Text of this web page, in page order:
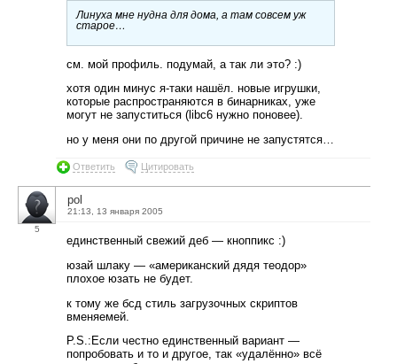
Линуха мне нудна для дома, а там совсем уж
старое…
см. мой профиль. подумай, а так ли это? :)
хотя один минус я-таки нашёл. новые игрушки,
которые распространяются в бинарниках, уже
могут не запуститься (libc6 нужно поновее).
но у меня они по другой причине не запустятся…
Ответить Цитировать
5
pol
21:13, 13 января 2005
единственный свежий деб — кноппикс :)
юзай шлаку — «американский дядя теодор»
плохое юзать не будет.
к тому же бсд стиль загрузочных скриптов
вменяемей.
P.S.:Если честно единственный вариант —
попробовать и то и другое, так «удалённо» всё